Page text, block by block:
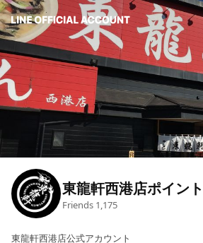
東龍軒西港店ポイン
Friends 1,175
東龍軒西港店公式アカウント